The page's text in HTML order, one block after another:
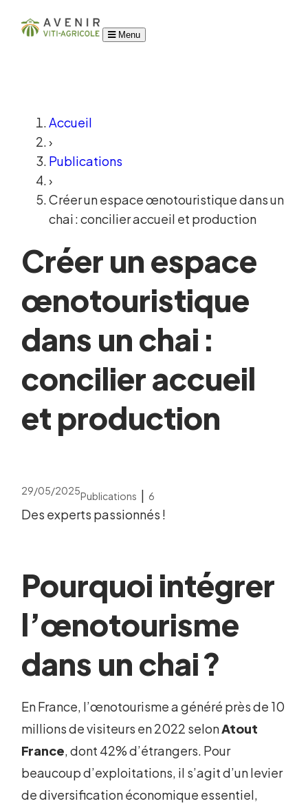
Menu
Accueil
›
Publications
›
Créer un espace œnotouristique dans un
chai : concilier accueil et production
Créer un espace
œnotouristique
dans un chai :
concilier accueil
et production
29/05/2025Publications | 6
Des experts passionnés !
Pourquoi intégrer
l’œnotourisme
dans un chai ?
En France, l’œnotourisme a généré près de 10
millions de visiteurs en 2022 selonAtout
France, dont 42% d’étrangers. Pour
beaucoup d’exploitations, il s’agit d’un levier
de diversification économique essentiel,